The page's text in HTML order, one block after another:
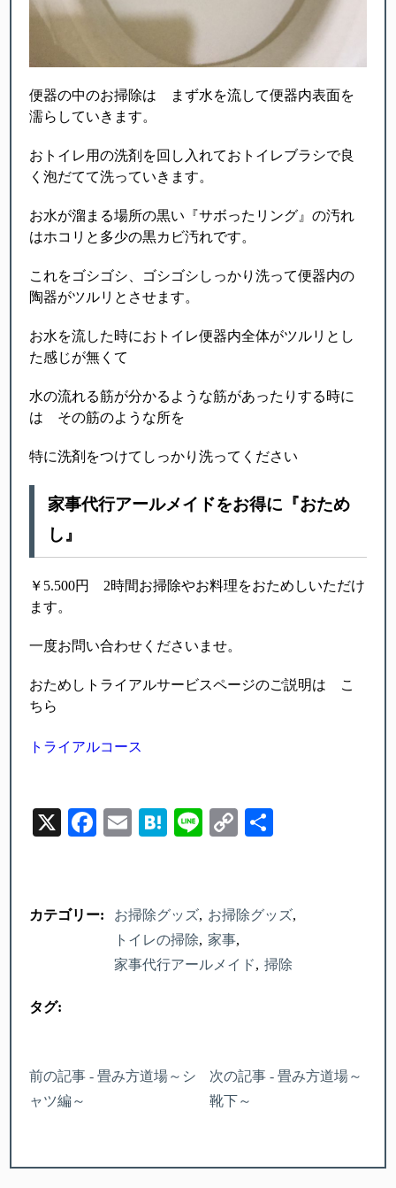
便器の中のお掃除は まず水を流して便器内表面を
濡らしていきます。
おトイレ用の洗剤を回し入れておトイレブラシで良
く泡だてて洗っていきます。
お水が溜まる場所の黒い『サボったリング』の汚れ
はホコリと多少の黒カビ汚れです。
これをゴシゴシ、ゴシゴシしっかり洗って便器内の
陶器がツルリとさせます。
お水を流した時におトイレ便器内全体がツルリとし
た感じが無くて
水の流れる筋が分かるような筋があったりする時に
は その筋のような所を
特に洗剤をつけてしっかり洗ってください
家事代行アールメイドをお得に『おため
し』
￥5.500円 2時間お掃除やお料理をおためしいただけ
ます。
一度お問い合わせくださいませ。
おためしトライアルサービスページのご説明は こ
ちら
トライアルコース
X Facebook
EmailHatenaLineCopy
カテゴリー: お掃除グッズ
お掃除グッズ
トイレの掃除
家事
家事代行アールメイド
掃除
タグ:
前の記事 - 畳み方道場～シ
ャツ編～
次の記事 - 畳み方道場～
靴下～